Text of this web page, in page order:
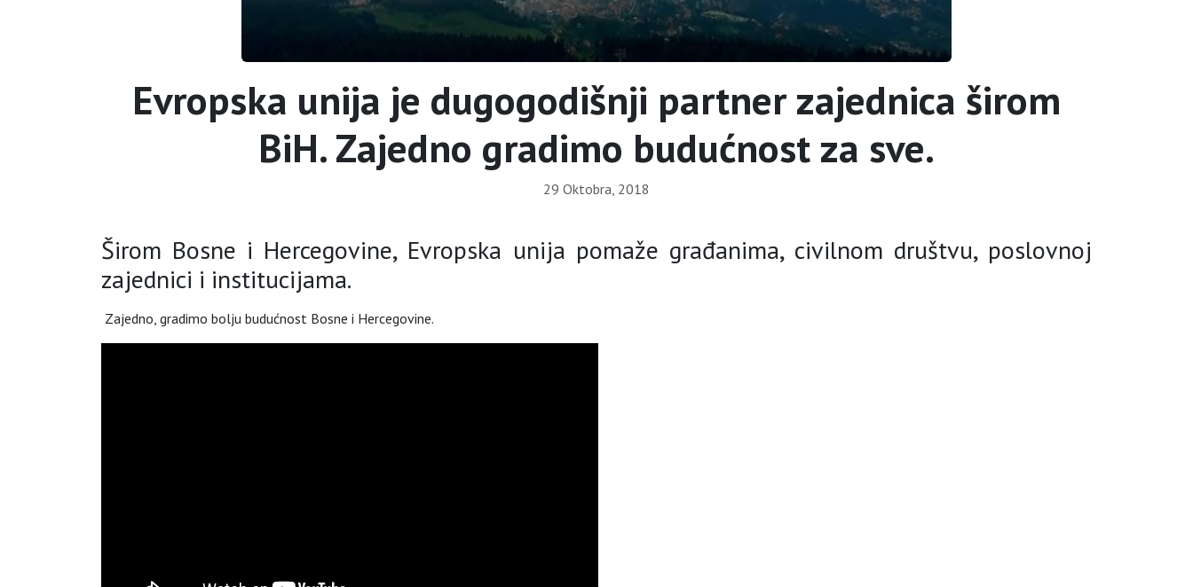
Evropska unija je dugogodišnji partner zajednica širom
BiH. Zajedno gradimo budućnost za sve.
29 Oktobra, 2018
Širom Bosne i Hercegovine, Evropska unija pomaže građanima, civilnom društvu, poslovnoj
zajednici i institucijama.
Zajedno, gradimo bolju budućnost Bosne i Hercegovine.